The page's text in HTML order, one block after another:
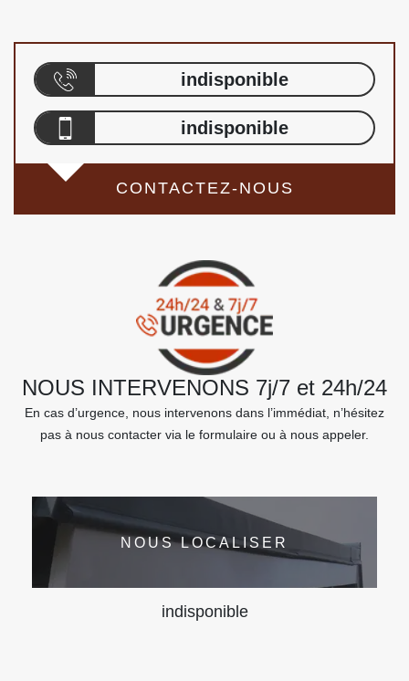
indisponible
indisponible
CONTACTEZ-NOUS
NOUS INTERVENONS 7j/7 et 24h/24
En cas d’urgence, nous intervenons dans l’immédiat, n’hésitez
pas à nous contacter via le formulaire ou à nous appeler.
NOUS LOCALISER
indisponible